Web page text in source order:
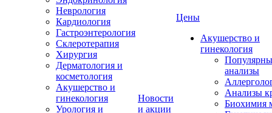
Неврология
Кардиология
Гастроэнтерология
Склеротерапия
Хирургия
Дерматология и
косметология
Акушерство и
гинекология
Урология и
Новости
и акции
Цены
Акушерство и
гинекология
анализы
Анализы
Биохимия